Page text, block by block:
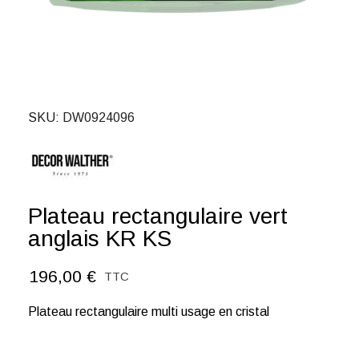
SKU DW0924096
Plateau rectangulaire vert
anglais KR KS
196,00 € TTC
Plateau rectangulaire multi usage en cristal